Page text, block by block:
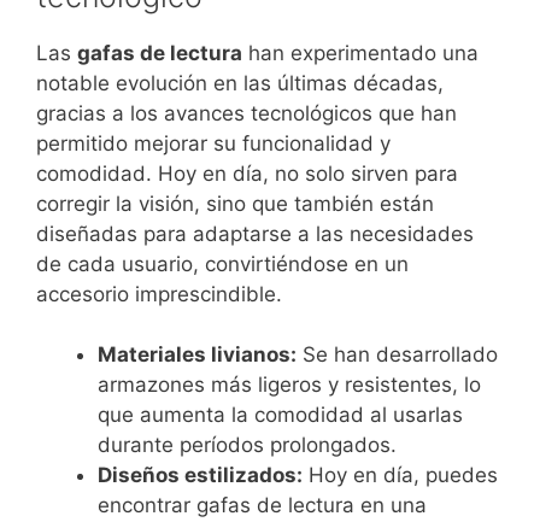
Las gafas de lectura han experimentado una
notable evolución en las últimas décadas,
gracias a los avances tecnológicos que han
permitido mejorar su funcionalidad y
comodidad. Hoy en día, no solo sirven para
corregir la visión, sino que también están
diseñadas para adaptarse a las necesidades
de cada usuario, convirtiéndose en un
accesorio imprescindible.
Materiales livianos: Se han desarrollado
armazones más ligeros y resistentes, lo
que aumenta la comodidad al usarlas
durante períodos prolongados.
Diseños estilizados: Hoy en día, puedes
encontrar gafas de lectura en una